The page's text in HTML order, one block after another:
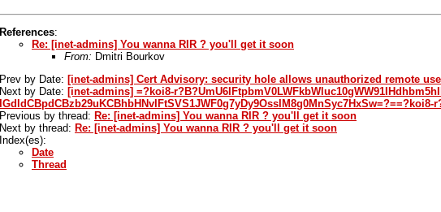
References:
Re: [inet-admins] You wanna RIR ? you'll get it soon
From: Dmitri Bourkov
Prev by Date: [inet-admins] Cert Advisory: security hole allows unauthorized remote
Next by Date: [inet-admins] =?koi8-
IGdldCBpdCBzb29uKCBhbHNvIFtSVS1JWF0g7yDy9OssIM8g0MnSyc7HxSw=?==?koi8-
Previous by thread: Re: [inet-admins] You wanna RIR ? you'll get it soon
Next by thread: Re: [inet-admins] You wanna RIR ? you'll get it soon
Index(es):
Date
Thread